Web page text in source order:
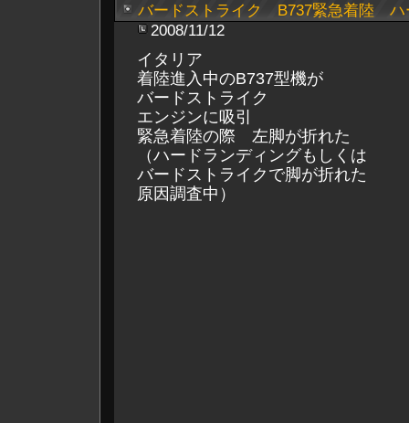
バードストライク B737緊急着陸 ハ
2008/11/12
イタリア
着陸進入中のB737型機が
バードストライク
エンジンに吸引
緊急着陸の際 左脚が折れた
（ハードランディングもしくは
バードストライクで脚が折れた
原因調査中）